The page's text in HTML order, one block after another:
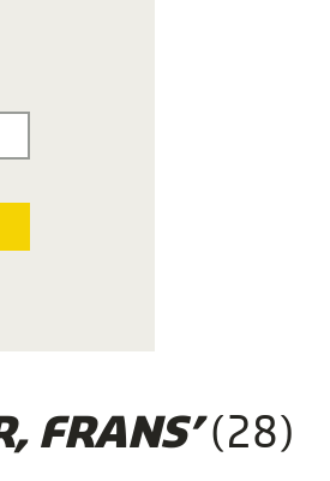
FRANS’(28)